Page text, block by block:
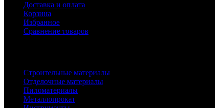
Доставка и оплата
Корзина
Избранное
Сравнение товаров
Строительные материалы
Отделочные материалы
Пиломатериалы
Металлопрокат